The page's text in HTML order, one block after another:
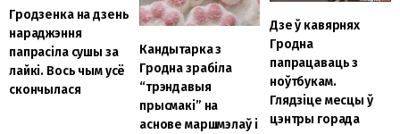
Гродзенка на дзень
нараджэння
папрасіла сушы за
лайкі. Вось чым усё
скончылася
Кандытарка з
Гродна зрабіла
“трэндавыя
прысмакі” на
аснове маршмэлаў і
Дзе ў кавярнях
Гродна
папрацаваць з
ноўтбукам.
Глядзіце месцы ў
цэнтры горада